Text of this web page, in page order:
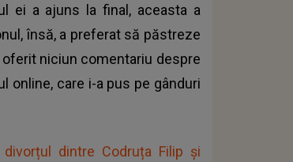
ei a ajuns la final, aceasta a
însă, a preferat să păstreze
niciun comentariu despre
online, care i-a pus pe gânduri
dintre Codruța Filip și